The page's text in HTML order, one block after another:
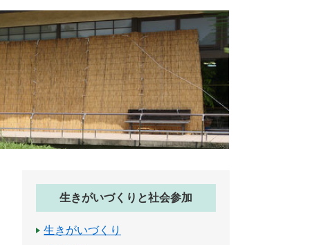
生きがいづくりと社会参加
生きがいづくり